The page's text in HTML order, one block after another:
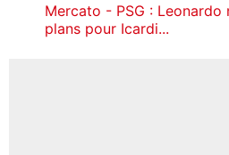
Mercato - PSG : Leonardo
plans pour Icardi...